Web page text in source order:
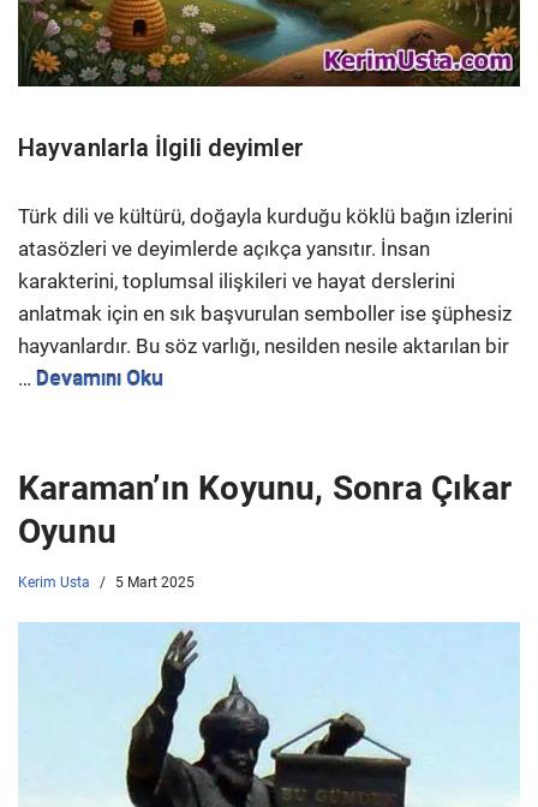
Hayvanlarla İlgili deyimler
Türk dili ve kültürü, doğayla kurduğu köklü bağın izlerini
atasözleri ve deyimlerde açıkça yansıtır. İnsan
karakterini, toplumsal ilişkileri ve hayat derslerini
anlatmak için en sık başvurulan semboller ise şüphesiz
hayvanlardır. Bu söz varlığı, nesilden nesile aktarılan bir
… Devamını Oku
Karaman’ın Koyunu, Sonra Çıkar
Oyunu
Kerim Usta 5 Mart 2025